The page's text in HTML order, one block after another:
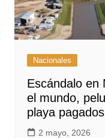
Nacionales
Escándalo en
el mundo,
playa
2 mayo, 2026